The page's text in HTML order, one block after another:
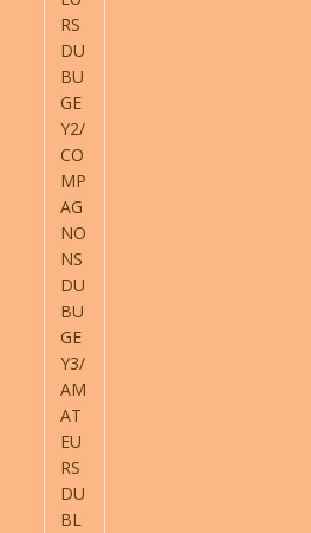
RS
DU
BU
GE
Y2/
CO
MP
AG
NO
NS
DU
BU
GE
Y3/
AM
AT
EU
RS
DU
BL